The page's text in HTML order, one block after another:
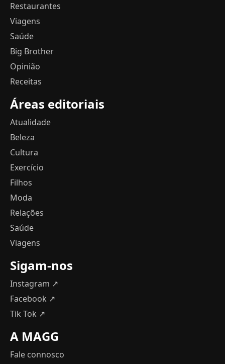
Restaurantes
Viagens
Saúde
Big Brother
Opinião
Receitas
Áreas editoriais
Atualidade
Beleza
Cultura
Exercício
Filhos
Moda
Relações
Saúde
Viagens
Sigam-nos
Instagram ↗
Facebook ↗
Tik Tok ↗
A MAGG
Fale connosco